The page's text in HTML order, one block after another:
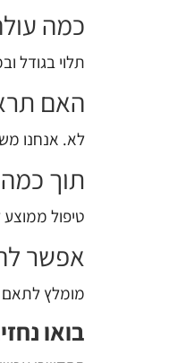
כמה
תלוי בגודל
האם
לא. אנחנו
תוך
טיפול
אפשר
מומלץ
בואו